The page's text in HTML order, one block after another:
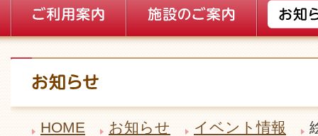
HOME お知らせ イベント情報